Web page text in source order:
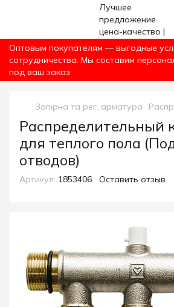
Оптовым покупателям — выгодные
сотрудничества. Мы составим
под ваш заказ
Запірна та рег. арматура
Распределительный
для теплого пола
отводов)
Артикул: 1853406 Оставить отзыв